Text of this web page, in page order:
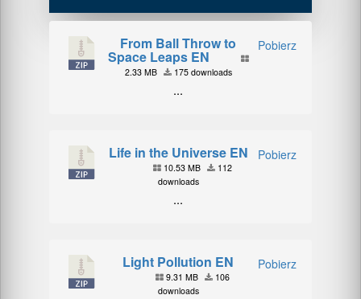
Pobierz
From Ball Throw to
Space Leaps EN
2.33 MB 175 downloads
...
Pobierz
Life in the Universe EN
10.53 MB
112
downloads
...
Pobierz
Light Pollution EN
9.31 MB
106
downloads